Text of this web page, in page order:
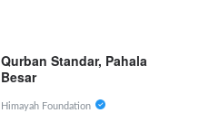
Qurban Standar, Pahala
Besar
Himayah Foundation